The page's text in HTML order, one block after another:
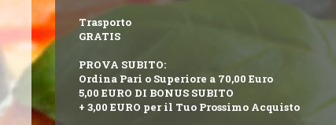
Trasporto
GRATIS
PROVA SUBITO:
Ordina Pari o Superiore a 70,00 Euro
5,00 EURO DI BONUS SUBITO
+ 3,00 EURO per il Tuo Prossimo Acquisto